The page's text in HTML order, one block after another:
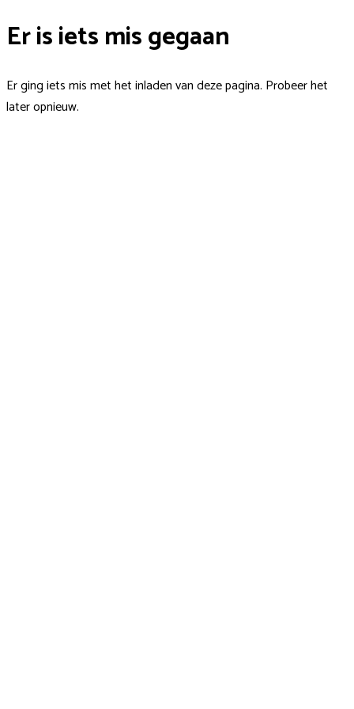
Er is iets mis gegaan
Er ging iets mis met het inladen van deze pagina. Probeer het
later opnieuw.